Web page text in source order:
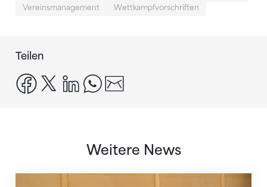
Vereinsmanagement
Wettkampfvorschriften
Teilen
facebook
x linkedinwhatsapp
Weitere News
Mit klaren Zielen nach Zagreb